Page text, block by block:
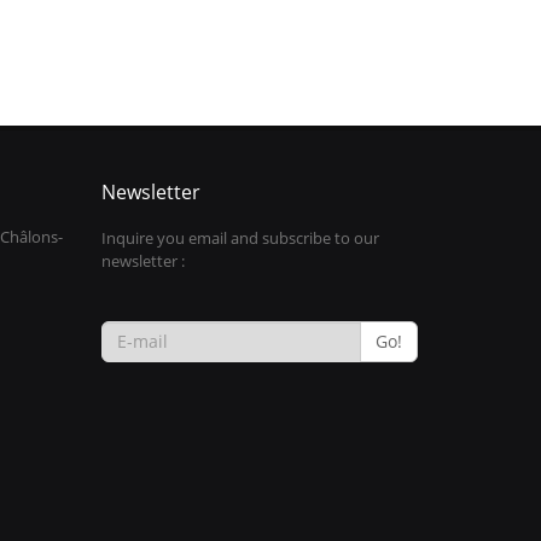
Newsletter
Inquire you email and subscribe to our
newsletter :
Go!